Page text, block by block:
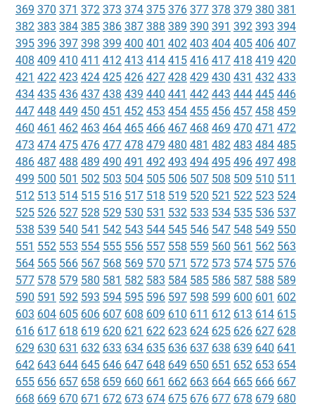
369 370 371 372 373 374 375 376 377 378 379 380 381
382 383 384 385 386 387 388 389 390 391 392 393 394
395 396 397 398 399 400 401 402 403 404 405 406 407
408 409 410 411 412 413 414 415 416 417 418 419 420
421 422 423 424 425 426 427 428 429 430 431 432 433
434 435 436 437 438 439 440 441 442 443 444 445 446
447 448 449 450 451 452 453 454 455 456 457 458 459
460 461 462 463 464 465 466 467 468 469 470 471 472
473 474 475 476 477 478 479 480 481 482 483 484 485
486 487 488 489 490 491 492 493 494 495 496 497 498
499 500 501 502 503 504 505 506 507 508 509 510 511
512 513 514 515 516 517 518 519 520 521 522 523 524
525 526 527 528 529 530 531 532 533 534 535 536 537
538 539 540 541 542 543 544 545 546 547 548 549 550
551 552 553 554 555 556 557 558 559 560 561 562 563
564 565 566 567 568 569 570 571 572 573 574 575 576
577 578 579 580 581 582 583 584 585 586 587 588 589
590 591 592 593 594 595 596 597 598 599 600 601 602
603 604 605 606 607 608 609 610 611 612 613 614 615
616 617 618 619 620 621 622 623 624 625 626 627 628
629 630 631 632 633 634 635 636 637 638 639 640 641
642 643 644 645 646 647 648 649 650 651 652 653 654
655 656 657 658 659 660 661 662 663 664 665 666 667
668 669 670 671 672 673 674 675 676 677 678 679 680